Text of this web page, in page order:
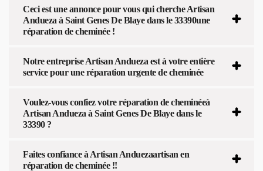
Ceci est une annonce pour vous qui cherche Artisan
Andueza à Saint Genes De Blaye dans le 33390une
réparation de cheminée !
Notre entreprise Artisan Andueza est à votre entière
service pour une réparation urgente de cheminée
Voulez-vous confiez votre réparation de cheminéeà
Artisan Andueza à Saint Genes De Blaye dans le
33390 ?
Faites confiance à Artisan Anduezaartisan en
réparation de cheminée !!